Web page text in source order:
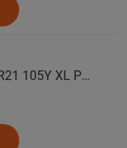
COMFORSER Автошина 265/40 ZR21 105Y XL PURESPEED лето